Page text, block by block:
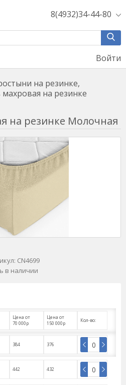
8(4932)34-44-80
Войти
на резинке,
на резинке
на резинке Молочная
CN4699
в наличии
Цена от
70 000р
Цена от
150 000р
Кол-во:
384 376
442 432